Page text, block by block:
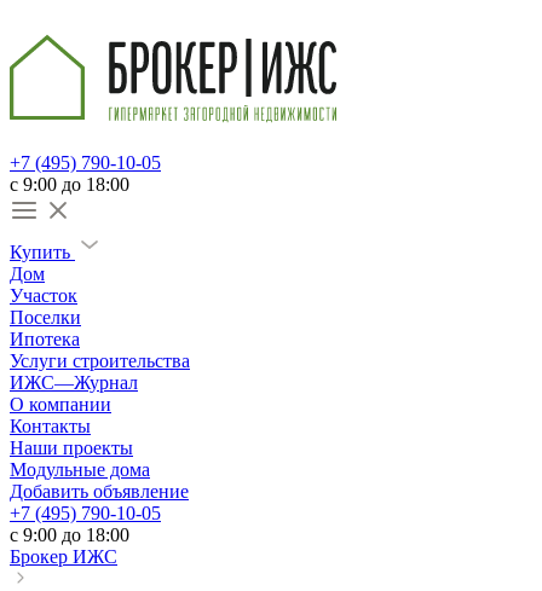
+7 (495) 790-10-05
c 9:00 до 18:00
Купить
Дом
Участок
Поселки
Ипотека
Услуги строительства
ИЖС—Журнал
О компании
Контакты
Наши проекты
Модульные дома
Добавить объявление
+7 (495) 790-10-05
c 9:00 до 18:00
Брокер ИЖС